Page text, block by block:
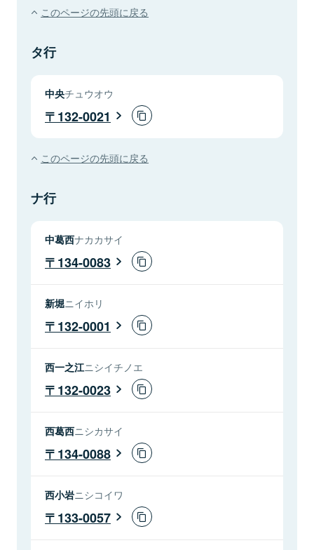
このページの先頭に戻る
タ行
中央チュウオウ
132-0021
このページの先頭に戻る
ナ行
中葛西ナカカサイ
134-0083
新堀ニイホリ
132-0001
西一之江ニシイチノエ
132-0023
西葛西ニシカサイ
134-0088
西小岩ニシコイワ
133-0057